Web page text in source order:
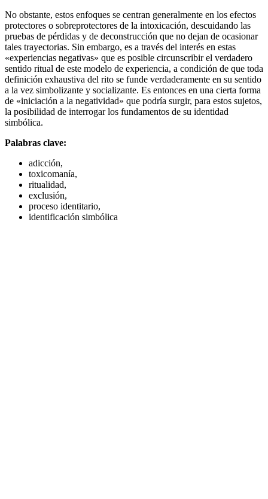
No obstante, estos enfoques se centran generalmente en los efectos
protectores o sobreprotectores de la intoxicación, descuidando las
pruebas de pérdidas y de deconstrucción que no dejan de ocasionar
tales trayectorias. Sin embargo, es a través del interés en estas
«experiencias negativas» que es posible circunscribir el verdadero
sentido ritual de este modelo de experiencia, a condición de que toda
definición exhaustiva del rito se funde verdaderamente en su sentido
a la vez simbolizante y socializante. Es entonces en una cierta forma
de «iniciación a la negatividad» que podría surgir, para estos sujetos,
la posibilidad de interrogar los fundamentos de su identidad
simbólica.
Palabras clave:
adicción,
toxicomanía,
ritualidad,
exclusión,
proceso identitario,
identificación simbólica